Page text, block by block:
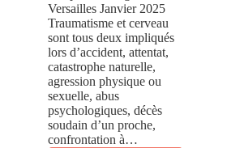
Versailles Janvier 2025
Traumatisme et cerveau
sont tous deux impliqués
lors d’accident, attentat,
catastrophe naturelle,
agression physique ou
sexuelle, abus
psychologiques, décès
soudain d’un proche,
confrontation à…